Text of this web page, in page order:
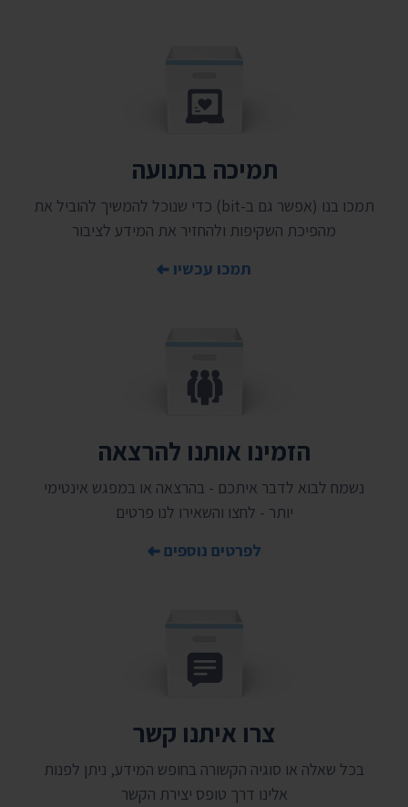
תמיכה בתנועה
תמכו בנו (אפשר גם ב-bit) כדי שנוכל להמשיך להוביל את
מהפיכת השקיפות ולהחזיר את המידע לציבור
תמכו עכשיו
הזמינו אותנו להרצאה
נשמח לבוא לדבר איתכם - בהרצאה או במפגש אינטימי
יותר - לחצו והשאירו לנו פרטים
לפרטים נוספים
צרו איתנו קשר
בכל שאלה או סוגיה הקשורה בחופש המידע, ניתן לפנות
אלינו דרך טופס יצירת הקשר